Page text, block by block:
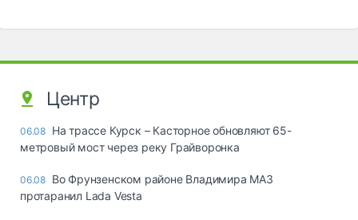
Центр
06.08 На трассе Курск – Касторное обновляют 65-
метровый мост через реку Грайворонка
06.08 Во Фрунзенском районе Владимира МАЗ
протаранил Lada Vesta